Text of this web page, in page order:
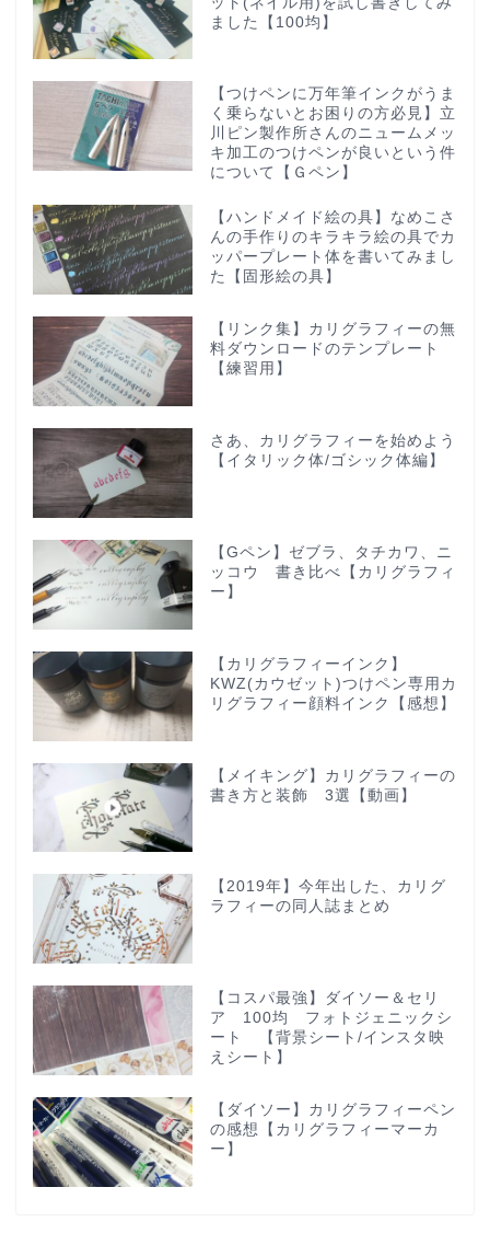
ました【100均】
【つけペンに万年筆インクがうま
く乗らないとお困りの方必見】立
川ピン製作所さんのニュームメッ
キ加工のつけペンが良いという件
について【Ｇペン】
【ハンドメイド絵の具】なめこさ
んの手作りのキラキラ絵の具でカ
ッパープレート体を書いてみまし
た【固形絵の具】
【リンク集】カリグラフィーの無
料ダウンロードのテンプレート
【練習用】
さあ、カリグラフィーを始めよう
【イタリック体/ゴシック体編】
【Gペン】ゼブラ、タチカワ、ニ
ッコウ 書き比べ【カリグラフィ
ー】
【カリグラフィーインク】
KWZ(カウゼット)つけペン専用カ
リグラフィー顔料インク【感想】
【メイキング】カリグラフィーの
書き方と装飾 3選【動画】
【2019年】今年出した、カリグ
ラフィーの同人誌まとめ
【コスパ最強】ダイソー＆セリ
ア 100均 フォトジェニックシ
ート 【背景シート/インスタ映
えシート】
【ダイソー】カリグラフィーペン
の感想【カリグラフィーマーカ
ー】